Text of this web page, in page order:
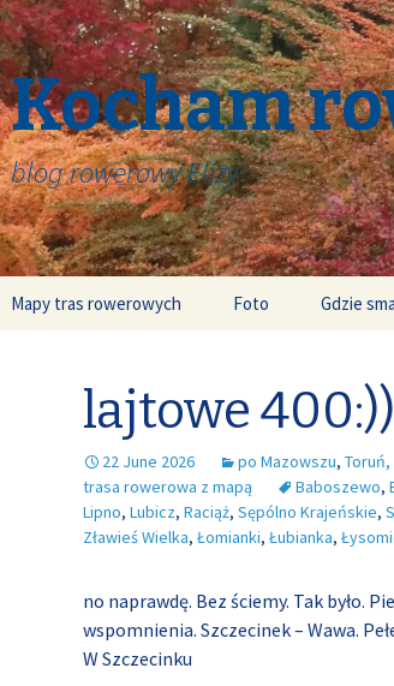
Kocham
blog rowerowy Elizy
Mapy tras rowerowych Foto Gdzie
lajtowe 400:))
22 June 2026 po Mazowszu,
trasa rowerowa z mapą
Baboszewo,
Lipno, Lubicz, Raciąż, Sępólno Krajeńskie,
Zławieś Wielka, Łomianki, Łubianka,
no naprawdę. Bez ściemy. Tak było.
wspomnienia. Szczecinek – Wawa.
W Szczecinku